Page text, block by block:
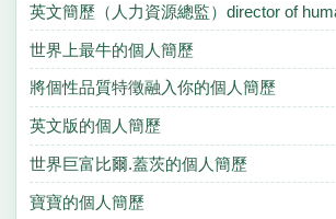
英文簡歷（人力資源總監）director of
世界上最牛的個人簡歷
將個性品質特徵融入你的個人簡歷
英文版的個人簡歷
世界巨富比爾.蓋茨的個人簡歷
寶寶的個人簡歷